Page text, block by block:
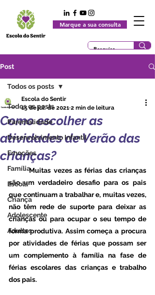
Marque a sua consulta
Post
Todos os posts
Parentalidade
Desenvolvimento Infantil
Emoções
Família
Escola
Criança
Adolescente
Adultos
Todos os posts
Como escolher as
atividades de Verão das
crianças?
Escola do Sentir
15 de jul. de 2021 2 min de leitura
	Muitas vezes as férias das crianças
são um verdadeiro desafio para os pais
que continuam a trabalhar e, muitas vezes,
não têm rede de suporte para deixar as
crianças ou para ocupar o seu tempo de
forma produtiva. Assim começa a procura
por atividades de férias que possam ser
um complemento à família na fase de
férias escolares das crianças e trabalho
dos pais.